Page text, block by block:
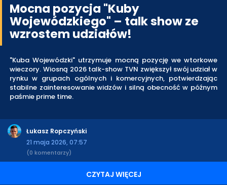
Mocna pozycja "Kuby
Wojewódzkiego" – talk show ze
wzrostem udziałów!
"Kuba Wojewódzki" utrzymuje mocną pozycję we wtorkowe
wieczory. Wiosną 2026 talk-show TVN zwiększył swój udział w
rynku w grupach ogólnych i komercyjnych, potwierdzając
stabilne zainteresowanie widzów i silną obecność w późnym
paśmie prime time.
Łukasz Ropczyński
21 maja 2026, 07:57
(0 komentarzy)
CZYTAJ WIĘCEJ